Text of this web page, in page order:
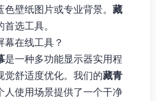
色壁纸图片或专业背景。 藏
选工具。
幕在线工具？
是一种多功能显示器实用程
觉舒适度优化。我们的藏青
人使用场景提供了一个干净